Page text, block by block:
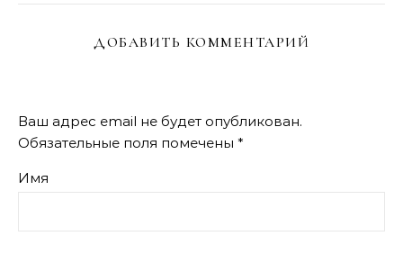
ДОБАВИТЬ КОММЕНТАРИЙ
Ваш адрес email не будет опубликован.
Обязательные поля помечены *
Имя